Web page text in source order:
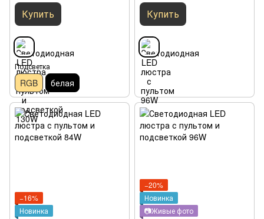
Купить
Подсветка
RGB белая
Купить
−16%
Новинка
−20%
Новинка
📷Живые фото